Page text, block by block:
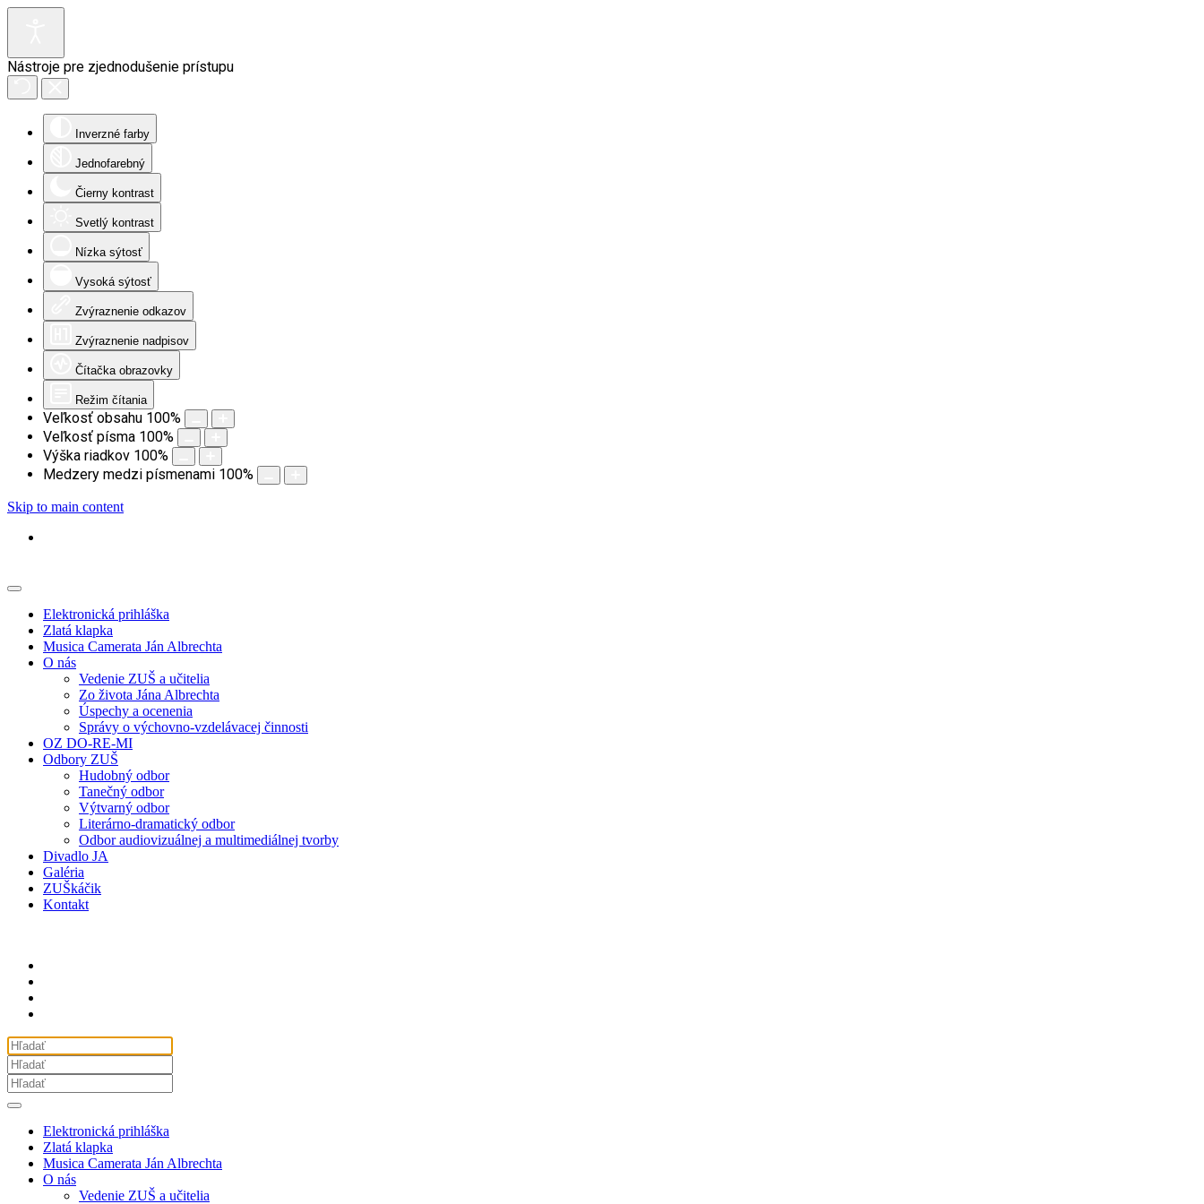
Nástroje pre zjednodušenie prístupu
Inverzné farby
Jednofarebný
Čierny kontrast
Svetlý kontrast
Nízka sýtosť
Vysoká sýtosť
Zvýraznenie odkazov
Zvýraznenie nadpisov
Čítačka obrazovky
Režim čítania
Veľkosť obsahu 100%
Veľkosť písma 100%
Výška riadkov 100%
Medzery medzi písmenami 100%
Skip to main content
Elektronická prihláška
Zlatá klapka
Musica Camerata Ján Albrechta
O nás
Vedenie ZUŠ a učitelia
Zo života Jána Albrechta
Úspechy a ocenenia
Správy o výchovno-vzdelávacej činnosti
OZ DO-RE-MI
Odbory ZUŠ
Hudobný odbor
Tanečný odbor
Výtvarný odbor
Literárno-dramatický odbor
Odbor audiovizuálnej a multimediálnej tvorby
Divadlo JA
Galéria
ZUŠkáčik
Kontakt
Elektronická prihláška
Zlatá klapka
Musica Camerata Ján Albrechta
O nás
Vedenie ZUŠ a učitelia